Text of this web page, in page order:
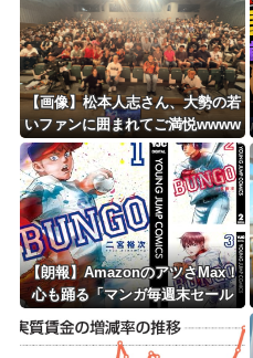
8/4のニュース
更新中止のお知らせ
【画像】松本人志さん、大勢の若
いファンに囲まれてご満悦wwww
wwwwwwwwww
【朗報】AmazonのアツさMax！
心も踊る「マンガ毎週末セール
（50%還元）」2日目襲来！